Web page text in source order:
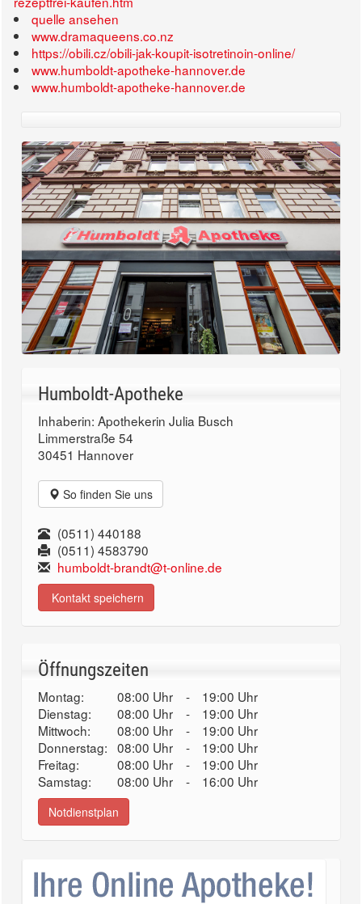
quelle ansehen
www.dramaqueens.co.nz
https://obili.cz/obili-jak-koupit-isotretinoin-online/
www.humboldt-apotheke-hannover.de
www.humboldt-apotheke-hannover.de
Humboldt-Apotheke
Inhaberin: Apothekerin Julia Busch
Limmerstraße 54
30451 Hannover
So finden Sie uns
(0511) 440188
(0511) 4583790
humboldt-brandt@t-online.de
Kontakt speichern
Öffnungszeiten
Montag: 08:00 Uhr -
19:00 Uhr
Dienstag:
08:00 Uhr -
19:00 Uhr
Mittwoch:
08:00 Uhr -
19:00 Uhr
Donnerstag: 08:00 Uhr -
19:00 Uhr
Freitag:
08:00 Uhr -
19:00 Uhr
Samstag:
08:00 Uhr - 16:00 Uhr
Notdienstplan